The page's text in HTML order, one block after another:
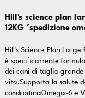
Hill's science plan
12KG *spedizione
Hill's Science Plan
è specificamente
dei cani di taglia
vita.Supporta la salute
condroitinaOmega-6 e